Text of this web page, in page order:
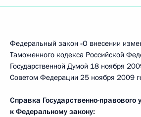
Федеральный закон «О внесении
Таможенного кодекса Российской
Государственной Думой 18 ноября
Советом Федерации 25 ноября 2009
Справка Государственно-правового
к Федеральному закону: